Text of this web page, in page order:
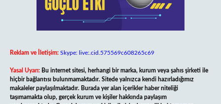
Reklam ve İletişim: Skype: live:.cid.575569c608265c69
Yasal Uyarı: Bu internet sitesi, herhangi bir marka, kurum veya şahıs şirketi ile
hiçbir bağlantısı bulunmamaktadır. Sitede yalnızca kendi hazırladığımız
makaleler paylaşılmaktadır. Burada yer alan içerikler haber niteliği
taşımamakta olup, gerçek kurum ve kişiler hakkında paylaşım